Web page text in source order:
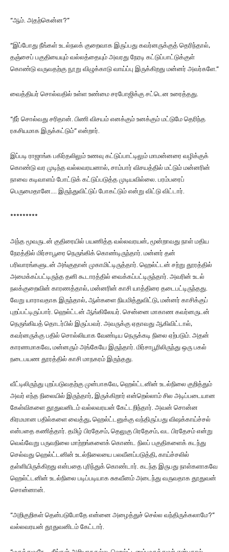
“ஆம். அதற்கென்ன?”
“இப்போது நீங்கள் உடல்நலக் குறைவாக இருப்பது கவர்னருக்குத் தெரிந்தால்,
தஞ்சைப் பகுதியையும் வல்லத்தையும் அவரது நேரடி கட்டுப்பாட்டுக்குள்
கொண்டு வருவதற்கு நூறு விழுக்காடு வாய்ப்பு இருக்கிறது மன்னர் அவர்களே.”
வைத்தியர் சொல்வதில் உள்ள உண்மை சரபோஜிக்கு சட்டென உரைத்தது.
“நீர் சொல்வது சரிதான். பிணி விசயம் எனக்கும் உனக்கும் மட்டுமே தெரிந்த
ரகசியமாக இருக்கட்டும்” என்றார்.
இப்படி ராஜாங்க பகிர்தலிலும் உணவு கட்டுப்பாட்டிலும் மாமன்னரை வழிக்குக்
கொண்டு வர முடிந்த வல்லவரயனால், சாம்பார் விசயத்தில் மட்டும் மன்னரின்
நாவை கடிவாளம் போட்டுக் கட்டுப்படுத்த முடியவில்லை. பரம்பரைப்
பெருமைதானே…. இருந்துவிட்டுப் போகட்டும் என்று விட்டு விட்டார்.
*********
அந்த மூவருடன் குதிரையில் பயணித்த வல்லவரயன், மூன்றாவது நாள் மதிய
நேரத்தில் மிர்சாபூரை நெருங்கிக் கொண்டிருந்தார். மன்னர் தன்
பரிவாரங்களுடன் அங்குதான் முகாமிட்டிருத்தார். ஹெல்ட்டன் சற்று தூரத்தில்
அமைக்கப்பட்டிருந்த தனி கூடாரத்தில் வைக்கப்பட்டிருந்தார். அவரின் உடல்
நலக்குறைவின் காரணத்தால், மன்னரின் காசி யாத்திரை தடைபட்டிருந்தது.
வேறு யாராவதாக இருந்தால், ஆள்களை நியமித்துவிட்டு, மன்னர் காசிக்குப்
புறப்பட்டிருப்பார். ஹெல்ட்டன் ஆங்கிலேயர். சென்னை மாகாண கவர்னருடன்
நெருங்கியத் தொடர்பில் இருப்பவர். அவருக்கு ஏதாவது ஆகிவிட்டால்,
கவர்னருக்கு பதில் சொல்லியாக வேண்டிய நெருக்கடி நிலை ஏற்படும். அதன்
காரணமாகவே, மன்னரும் அங்கேயே இருந்தார். மிர்சாபூரிலிருந்து ஒரு பகல்
நடைபயண தூரத்தில் காசி மாநகரம் இருந்தது.
வீட்டிலிருந்து புறப்படுவதற்கு முன்பாகவே, ஹெல்ட்டனின் உடல்நிலை குறித்தும்
அவர் எந்த நிலையில் இருந்தார், இருக்கிறார் என்றெல்லாம் சில அடிப்படையான
கேள்விகளை தூதுவனிடம் வல்லவரயன் கேட்டறிந்தார். அவன் சொன்ன
கிரமமான பதில்களை வைத்து, ஹெல்ட்டனுக்கு வந்திருப்பது விஷக்காய்ச்சல்
என்பதை கணித்தார். தமிழ் பிரதேசம், தெலுகு பிரதேசம், வட பிரதேசம் என்று
வெவ்வேறு பருவநிலை மாற்றங்களைக் கொண்ட நிலப் பகுதிகளைக் கடந்து
செல்வது ஹெல்ட்டனின் உடல்நிலையை பலவீனப்படுத்தி, காய்ச்சலில்
தள்ளியிருக்கிறது என்பதை புரிந்துக் கொண்டார். கடந்த இருபது நாள்களாகவே
ஹெல்ட்டனின் உடல்நிலை படிப்படியாக சுகவீனம் அடைந்து வருவதாக தூதுவன்
சொன்னான்.
“அறிகுறிகள் தென்படுபோதே என்னை அழைத்துச் செல்ல வந்திருக்கலாமே?”
வல்லவரயன் தூதுவனிடம் கேட்டார்.